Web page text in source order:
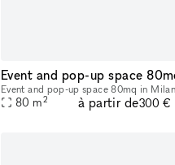
80 m2 à partir de300 €